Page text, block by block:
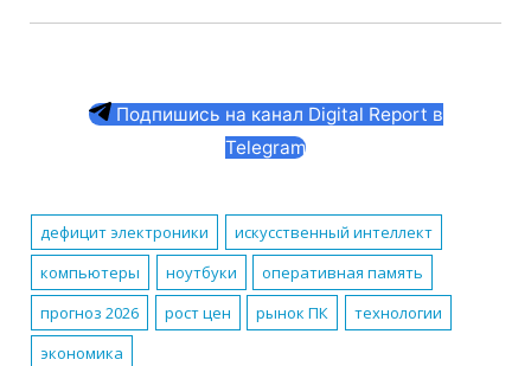
Подпишись на канал Digital Report в
Telegram
дефицит электроники
искусственный интеллект
компьютеры
ноутбуки
оперативная память
прогноз 2026
рост цен рынок ПК
технологии
экономика